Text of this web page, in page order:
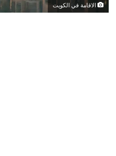
الاقامة في الكويت